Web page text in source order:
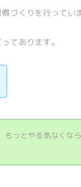
づくりを行ってい
てあります。
もっとやる気なくな